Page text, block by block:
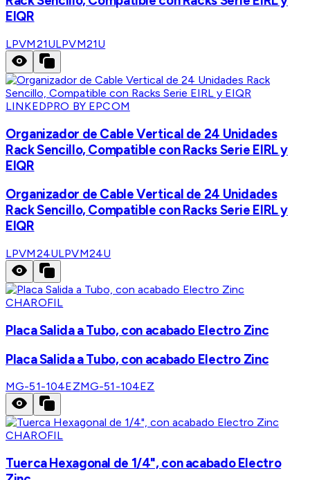
EIQR
LPVM21ULPVM21U
LINKEDPRO BY EPCOM
Organizador de Cable Vertical de 24 Unidades
Rack Sencillo, Compatible con Racks Serie EIRL y
EIQR
Organizador de Cable Vertical de 24 Unidades
Rack Sencillo, Compatible con Racks Serie EIRL y
EIQR
LPVM24ULPVM24U
CHAROFIL
Placa Salida a Tubo, con acabado Electro Zinc
Placa Salida a Tubo, con acabado Electro Zinc
MG-51-104EZMG-51-104EZ
CHAROFIL
Tuerca Hexagonal de 1/4", con acabado Electro